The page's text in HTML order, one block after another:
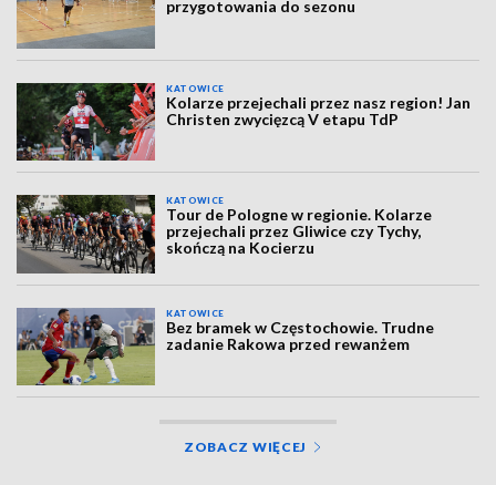
przygotowania do sezonu
KATOWICE
Kolarze przejechali przez nasz region! Jan
Christen zwycięzcą V etapu TdP
KATOWICE
Tour de Pologne w regionie. Kolarze
przejechali przez Gliwice czy Tychy,
skończą na Kocierzu
KATOWICE
Bez bramek w Częstochowie. Trudne
zadanie Rakowa przed rewanżem
ZOBACZ WIĘCEJ